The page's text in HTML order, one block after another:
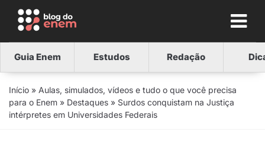
Guia Enem Estudos Redação
Início » Aulas, simulados, vídeos e tudo o que você precisa
para o Enem » Destaques » Surdos conquistam na Justiça
intérpretes em Universidades Federais